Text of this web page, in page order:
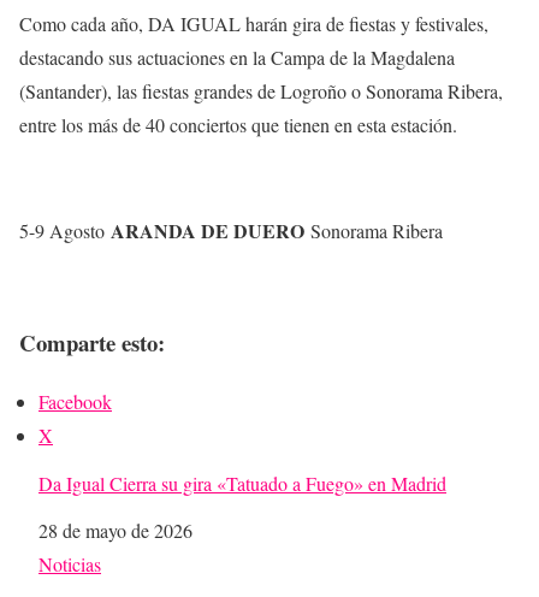
Como cada año, DA IGUAL harán gira de fiestas y festivales,
destacando sus actuaciones en la Campa de la Magdalena
(Santander), las fiestas grandes de Logroño o Sonorama Ribera,
entre los más de 40 conciertos que tienen en esta estación.
5-9 Agosto ARANDA DE DUERO Sonorama Ribera
Comparte esto:
Facebook
X
Da Igual Cierra su gira «Tatuado a Fuego» en Madrid
Fecha
28 de mayo de 2026
Respecto a
Noticias